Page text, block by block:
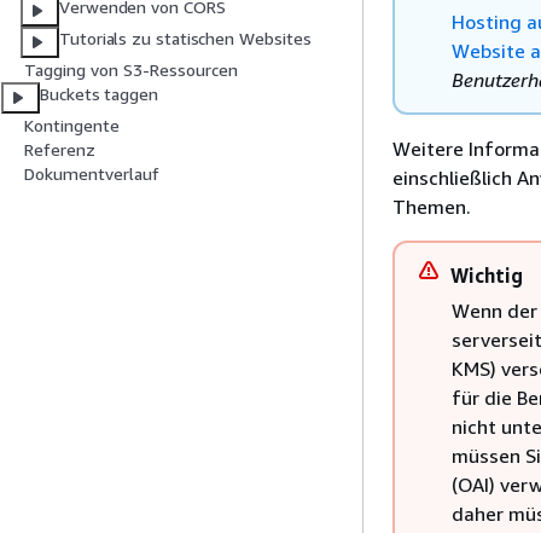
Verwenden von CORS
Tutorials zu statischen Websites
Tagging von S3-Ressourcen
Buckets taggen
Kontingente
Referenz
Dokumentverlauf
Hosting
Website
Weitere
einschließlich
Themen.
Wichtig
Wenn
KMS)
für die
nicht
müssen
(OAI)
daher